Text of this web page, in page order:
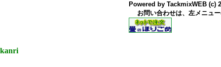
Powered by TackmixWEB (c)
お問い合わせは、左メニュー
kanri